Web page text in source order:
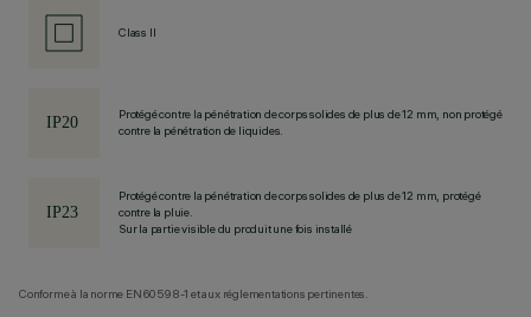
Class II
Protégé contre la pénétration de corps solides de plus de 12 mm, non protégé
contre la pénétration de liquides.
Protégé contre la pénétration de corps solides de plus de 12 mm, protégé
contre la pluie.
Sur la partie visible du produit une fois installé
Conforme à la norme EN60598-1 et aux réglementations pertinentes.